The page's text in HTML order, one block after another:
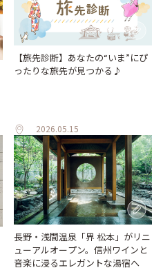
【旅先診断】あなたの“いま”にぴ
ったりな旅先が見つかる♪
2026.05.15
長野・浅間温泉「界 松本」がリニ
ューアルオープン。信州ワインと
音楽に浸るエレガントな湯宿へ